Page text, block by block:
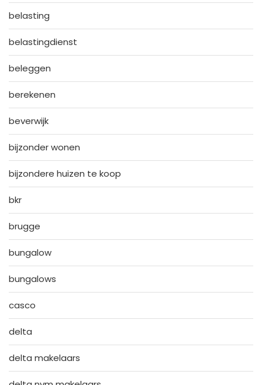
belasting
belastingdienst
beleggen
berekenen
beverwijk
bijzonder wonen
bijzondere huizen te koop
bkr
brugge
bungalow
bungalows
casco
delta
delta makelaars